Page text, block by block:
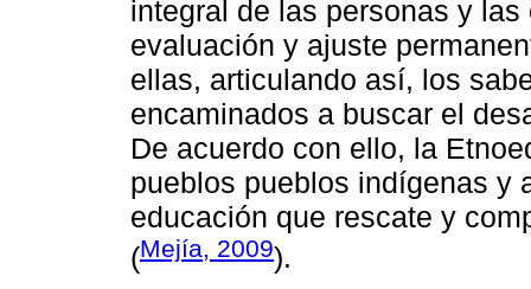
integral de las personas y
evaluación y ajuste
ellas, articulando así, los
encaminados a buscar el
De acuerdo con ello, la
pueblos pueblos indígenas y
educación que rescate y
(Mejía, 2009).